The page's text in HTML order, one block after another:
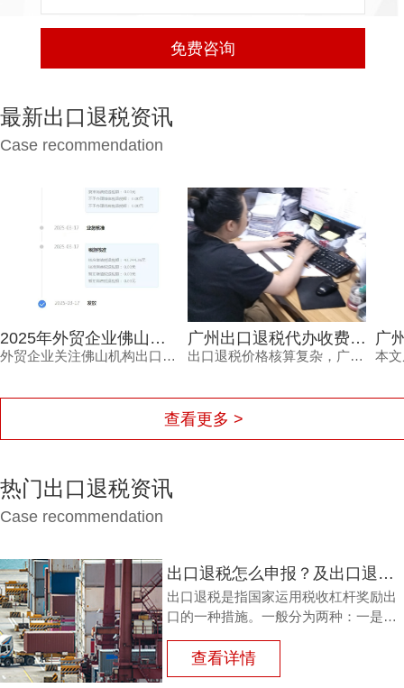
最新出口退税资讯
Case recommendation
2025年外贸企业佛山机构出口退税报价多少？选错白花钱
外贸企业关注佛山机构出口退税报价，但真正需要的是安全、高效的退税结果。本文分析报价差异原因，解读2025年出口退税政策变化，并介绍鸿裕财税透明定价、不成功免费退、一手团队不外包等核心优势。
广州出口退税代办收费，为何从几千到上万不等？一文读懂
出口退税价格核算复杂，广州出口退税代办收费从几千到上万不等，究竟差在哪里？本文梳理影响收费的核心因素与价格核算风险，并解读鸿裕财税的透明报价策略。
查看更多 >
热门出口退税资讯
Case recommendation
出口退税怎么申报？及出口退税怎么进行填写增值税申报表?
出口退税是指国家运用税收杠杆奖励出
口的一种措施。一般分为两种：一是退
或半成品，加工制成产品出口时，退还
其已纳的进口税。
查看详情